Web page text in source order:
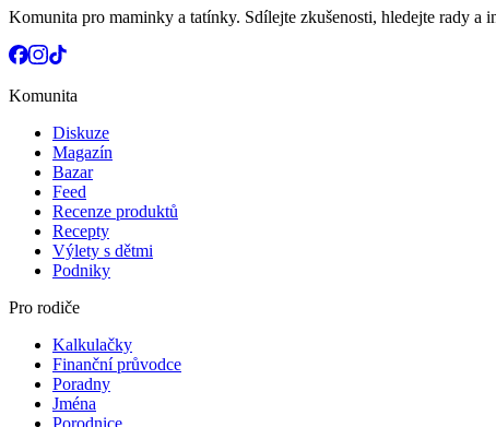
Komunita pro maminky a tatínky. Sdílejte zkušenosti, hledejte rady a
Komunita
Diskuze
Magazín
Bazar
Feed
Recenze produktů
Recepty
Výlety s dětmi
Podniky
Pro rodiče
Kalkulačky
Finanční průvodce
Poradny
Jména